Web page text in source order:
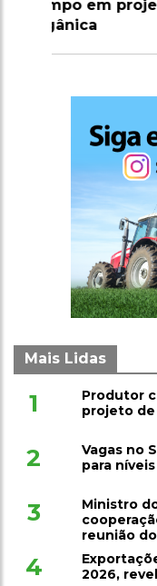
importação
2026
Mais Lidas
1
Produtor
projeto
2
Vagas no
para
3
Ministro
reunião
4
2026,